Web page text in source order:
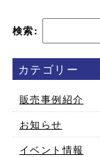
検索:
カテゴリー
販売事例紹介
お知らせ
イベント情報